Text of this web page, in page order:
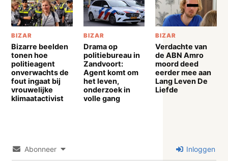
BIZAR
Bizarre beelden
tonen hoe
politieagent
onverwachts de
fout ingaat bij
vrouwelijke
klimaatactivist
BIZAR
Drama op
politiebureau in
Zandvoort:
Agent komt om
het leven,
onderzoek in
volle gang
BIZAR
Verdachte van
de ABN Amro
moord deed
eerder mee aan
Lang Leven De
Liefde
Abonneer Inloggen